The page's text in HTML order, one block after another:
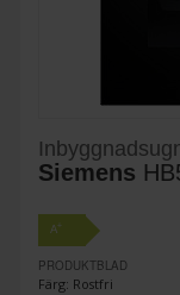
Siemens
A+
PRODUKTBLAD
Färg: Rostfri